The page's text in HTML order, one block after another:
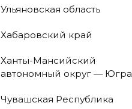
Ульяновская область
Хабаровский край
Ханты-Мансийский
автономный округ — Югра
Чувашская Республика